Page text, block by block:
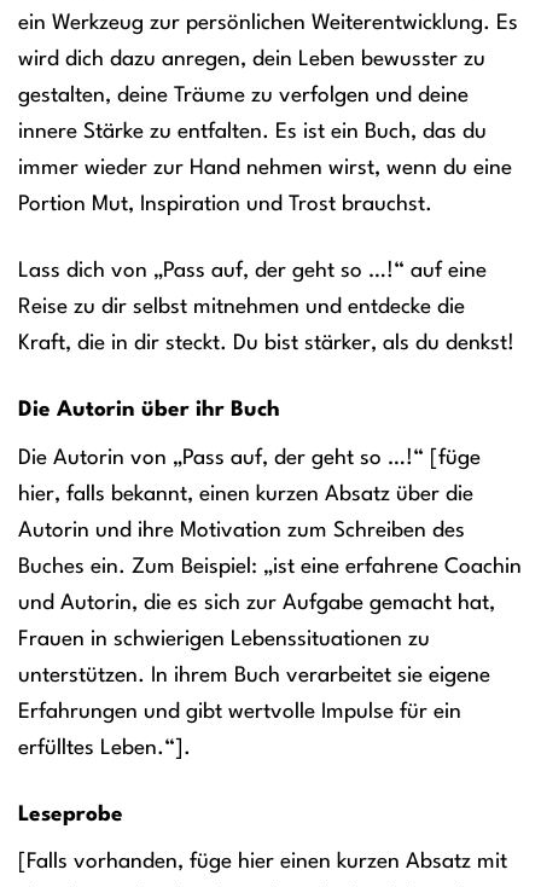
ein Werkzeug zur persönlichen Weiterentwicklung. Es
wird dich dazu anregen, dein Leben bewusster zu
gestalten, deine Träume zu verfolgen und deine
innere Stärke zu entfalten. Es ist ein Buch, das du
immer wieder zur Hand nehmen wirst, wenn du eine
Portion Mut, Inspiration und Trost brauchst.
Lass dich von „Pass auf, der geht so …!“ auf eine
Reise zu dir selbst mitnehmen und entdecke die
Kraft, die in dir steckt. Du bist stärker, als du denkst!
Die Autorin über ihr Buch
Die Autorin von „Pass auf, der geht so …!“ [füge
hier, falls bekannt, einen kurzen Absatz über die
Autorin und ihre Motivation zum Schreiben des
Buches ein. Zum Beispiel: „ist eine erfahrene Coachin
und Autorin, die es sich zur Aufgabe gemacht hat,
Frauen in schwierigen Lebenssituationen zu
unterstützen. In ihrem Buch verarbeitet sie eigene
Erfahrungen und gibt wertvolle Impulse für ein
erfülltes Leben.“].
Leseprobe
[Falls vorhanden, füge hier einen kurzen Absatz mit